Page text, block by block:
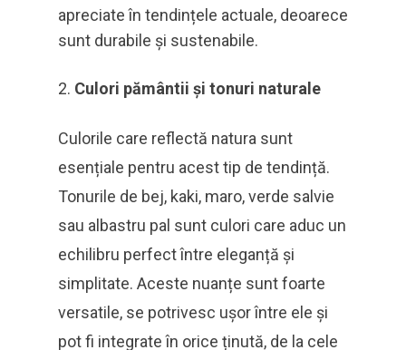
apreciate în tendințele actuale, deoarece
sunt durabile și sustenabile.
Culori pământii și tonuri naturale
Culorile care reflectă natura sunt
esențiale pentru acest tip de tendință.
Tonurile de bej, kaki, maro, verde salvie
sau albastru pal sunt culori care aduc un
echilibru perfect între eleganță și
simplitate. Aceste nuanțe sunt foarte
versatile, se potrivesc ușor între ele și
pot fi integrate în orice ținută, de la cele